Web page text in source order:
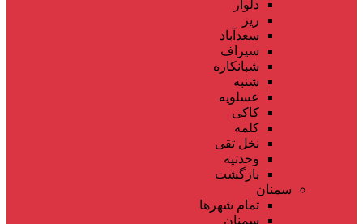
دلوار
ریز
سعدآباد
سیراف
شبانکاره
شنبه
عسلویه
کاکی
کلمه
نخل تقی
وحدتیه
بازگشت
سمنان
تمام شهر‌ها
سمنان